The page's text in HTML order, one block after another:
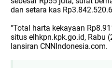
dan setara kas
"Total harta kekayaan
situs elhkpn.kpk.go.id, Rabu
lansiran CNNIndonesia.com.